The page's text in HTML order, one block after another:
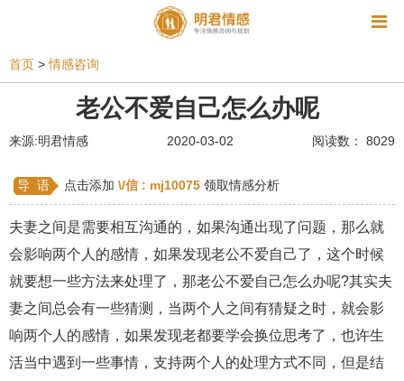
相亲 同性恋 恋爱技巧 挽回爱情
挽救婚姻 星座情感 离婚 心情
姻缘测试 分娩
水瓶座男生 摩羯座男生 射手座男生
天蝎座男生 天秤座男生 处女座男生
爱情诗句 狮子座男生 爱情歌曲 爱情图片
爱情小说 巨蟹座男生 爱情电影 双子座男生
首页 > 情感咨询
老公不爱自己怎么办呢
来源:明君情感 2020-03-02 阅读数： 8029
导 语 点击添加 \/信 : mj10075 领取情感分析
夫妻之间是需要相互沟通的，如果沟通出现了问题，那么就
会影响两个人的感情，如果发现老公不爱自己了，这个时候
就要想一些方法来处理了，那老公不爱自己怎么办呢?其实夫
妻之间总会有一些猜测，当两个人之间有猜疑之时，就会影
响两个人的感情，如果发现老都要学会换位思考了，也许生
活当中遇到一些事情，支持两个人的处理方式不同，但是结